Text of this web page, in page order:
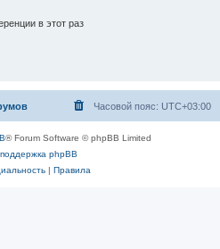
в этот раз
Часовой пояс: UTC+03:00
® Forum Software © phpBB Limited
phpBB
| Правила